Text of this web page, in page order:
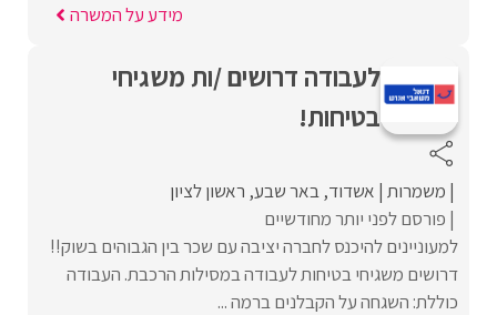
מידע על המשרה
לעבודה דרושים /ות משגיחי
בטיחות!
משמרות אשדוד באר שבע ראשון לציון
פורסם לפני יותר מחודשיים
למעוניינים להיכנס לחברה יציבה עם שכר בין הגבוהים בשוק!!
דרושים משגיחי בטיחות לעבודה במסילות הרכבת. העבודה
כוללת: השגחה על הקבלנים ברמה ...